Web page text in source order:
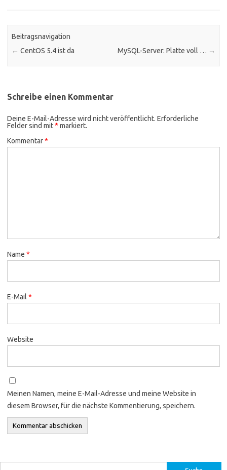
Beitragsnavigation
← CentOS 5.4 ist da MySQL-Server: Platte voll … →
Schreibe einen Kommentar
Deine E-Mail-Adresse wird nicht veröffentlicht. Erforderliche
Felder sind mit* markiert.
Kommentar*
Name *
E-Mail *
Website
Meinen Namen, meine E-Mail-Adresse und meine Website in
diesem Browser, für die nächste Kommentierung, speichern.